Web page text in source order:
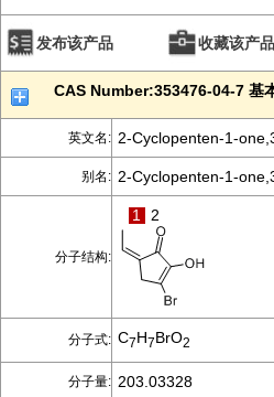
发布该产品 收藏该产品
CAS Number:353476-04-7 基
英文名: 2-Cyclopenten-1-
别名: 2-Cyclopenten-1-
分子结构:
1 2
分子式: C7H7BrO2
分子量: 203.03328